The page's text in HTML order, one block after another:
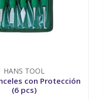
HANS TOOL
con Protección
(6 pcs)